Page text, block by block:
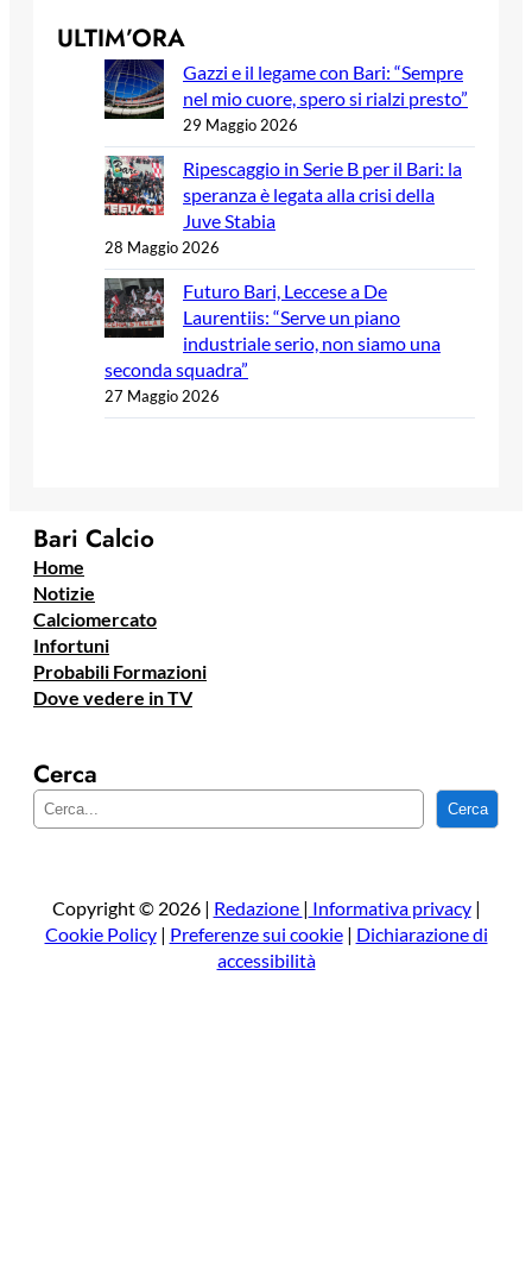
ULTIM’ORA
Gazzi e il legame con Bari: “Sempre
nel mio cuore, spero si rialzi presto”
29 Maggio 2026
Ripescaggio in Serie B per il Bari: la
speranza è legata alla crisi della
Juve Stabia
28 Maggio 2026
Futuro Bari, Leccese a De
Laurentiis: “Serve un piano
industriale serio, non siamo una
seconda squadra”
27 Maggio 2026
Bari Calcio
Home
Notizie
Calciomercato
Infortuni
Probabili Formazioni
Dove vedere in TV
Cerca
e
a
Cerca
Copyright © 2026 | Redazione | Informativa privacy|
Cookie Policy| Preferenze sui cookie| Dichiarazione di
accessibilità